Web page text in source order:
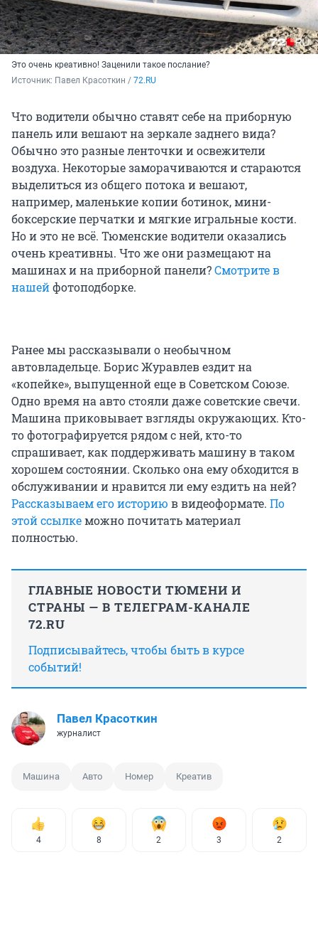
Это очень креативно! Заценили такое послание?
Источник: Павел Красоткин / 72.RU
Что водители обычно ставят себе на приборную
панель или вешают на зеркале заднего вида?
Обычно это разные ленточки и освежители
воздуха. Некоторые заморачиваются и стараются
выделиться из общего потока и вешают,
например, маленькие копии ботинок, мини-
боксерские перчатки и мягкие игральные кости.
Но и это не всё. Тюменские водители оказались
очень креативны. Что же они размещают на
машинах и на приборной панели?Смотрите в
нашейфотоподборке.
Ранее мы рассказывали о необычном
автовладельце. Борис Журавлев ездит на
«копейке», выпущенной еще в Советском Союзе.
Одно время на авто стояли даже советские свечи.
Машина приковывает взгляды окружающих. Кто-
то фотографируется рядом с ней, кто-то
спрашивает, как поддерживать машину в таком
хорошем состоянии. Сколько она ему обходится в
обслуживании и нравится ли ему ездить на ней?
Рассказываем его историю в видеоформате. По
этой ссылкеможно почитать материал
полностью.
ГЛАВНЫЕ НОВОСТИ ТЮМЕНИ И
СТРАНЫ — В ТЕЛЕГРАМ-КАНАЛЕ
72.RU
Подписывайтесь, чтобы быть в курсе
событий!
Павел Красоткин
журналист
Машина Авто Номер Креатив
4 8 2 3 2